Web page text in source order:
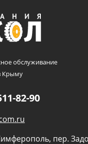
обслуживание
Крыму
82-90
пер.